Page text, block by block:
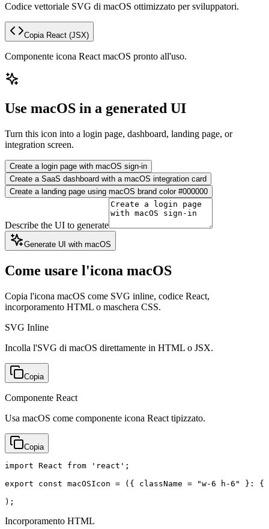
Codice vettoriale SVG di macOS ottimizzato per sviluppatori.
Copia React (JSX)
Componente icona React macOS pronto all'uso.
Use macOS in a generated UI
Turn this icon into a login page, dashboard, landing page, or
integration screen.
Create a login page with macOS sign-in
Create a SaaS dashboard with a macOS integration card
Create a landing page using macOS brand color #000000
Describe the UI to generate
Generate UI with macOS
Come usare l'icona macOS
Copia l'icona macOS come SVG inline, codice React,
incorporamento HTML o maschera CSS.
SVG Inline
Incolla l'SVG di macOS direttamente in HTML o JSX.
Copia
Componente React
Usa macOS come componente icona React tipizzato.
Copia
import React from 'react';
export const macOSIcon = ({ className = "w-6 h-6" }:
);
Incorporamento HTML